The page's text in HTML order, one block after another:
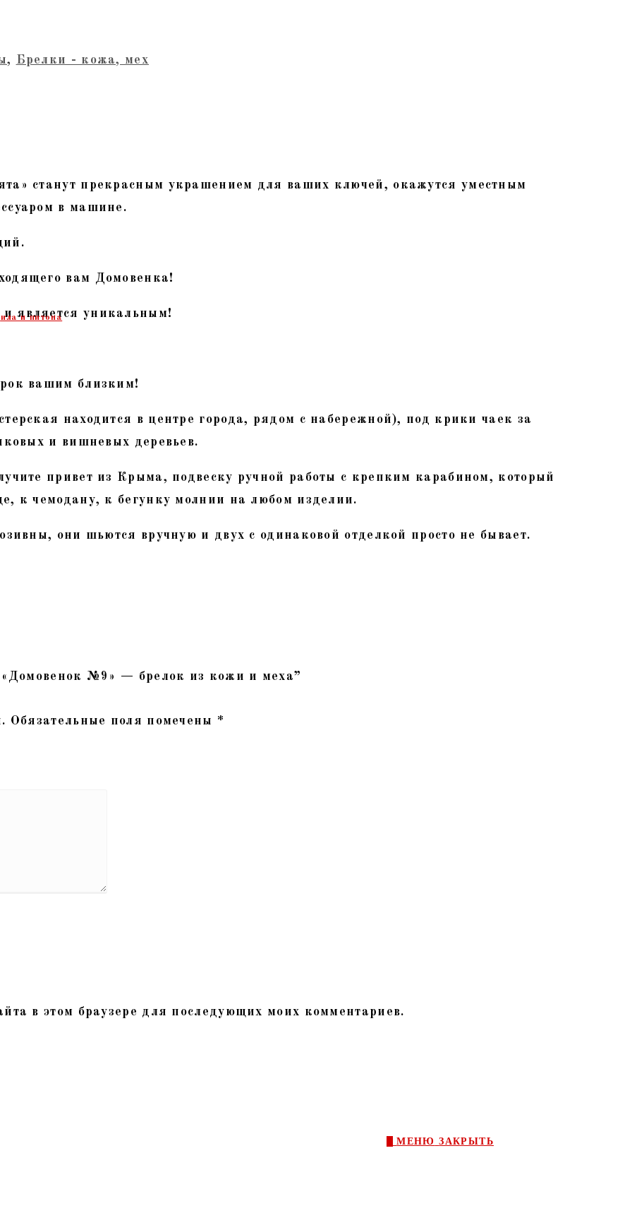
и питона
МЕНЮ ЗАКРЫТЬ
, Брелки - кожа, мех
станут прекрасным украшением для ваших ключей, окажутся уместным
в машине.
вам Домовенка!
является уникальным!
вашим близким!
находится в центре города, рядом с набережной), под крики чаек за
и вишневых деревьев.
привет из Крыма, подвеску ручной работы с крепким карабином, который
к чемодану, к бегунку молнии на любом изделии.
они шьются вручную и двух с одинаковой отделкой просто не бывает.
№9» — брелок из кожи и меха”
Обязательные поля помечены *
в этом браузере для последующих моих комментариев.